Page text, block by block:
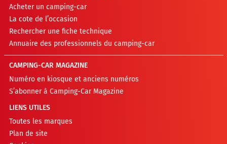
Acheter un camping-car
La cote de l’occasion
Rechercher une fiche technique
Annuaire des professionnels du camping-car
CAMPING-CAR MAGAZINE
Numéro en kiosque et anciens numéros
S’abonner à Camping-Car Magazine
LIENS UTILES
Toutes les marques
Plan de site